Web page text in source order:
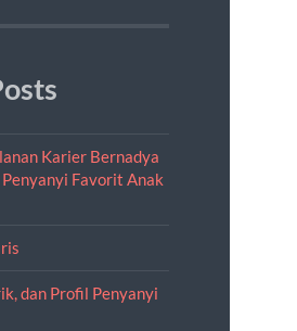
Karier Bernadya
Favorit Anak
dan Profil Penyanyi